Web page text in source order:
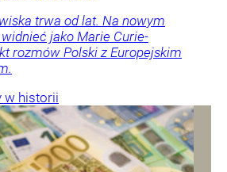
trwa od lat. Na nowym
jako Marie Curie-
rozmów Polski z Europejskim
w historii